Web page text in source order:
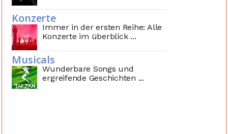
Konzerte
Immer in der ersten Reihe: Alle
Konzerte im überblick ...
Musicals
Wunderbare Songs und
ergreifende Geschichten ...